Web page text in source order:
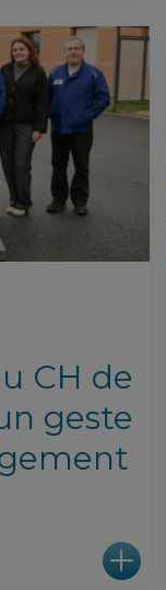
CH de
geste